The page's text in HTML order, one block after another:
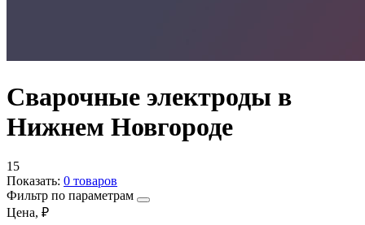
Сварочные электроды в
Нижнем Новгороде
15
Показать: 0 товаров
Фильтр по параметрам
Цена, ₽